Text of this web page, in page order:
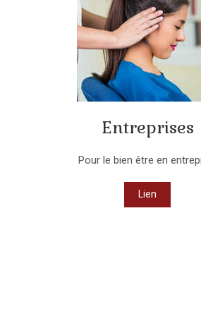
Entreprises
Pour le bien être en
Lien